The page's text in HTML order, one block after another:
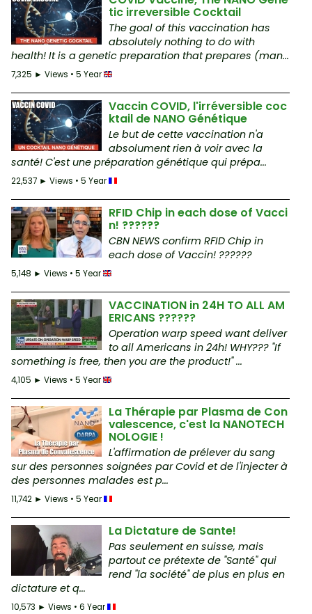
tic irreversible Cocktail
The goal of this vaccination has
absolutely nothing to do with
health! It is a genetic preparation that prepares (man...
7,325 ► Views • 5 Year
Vaccin COVID, l'irréversible coc
ktail de NANO Génétique
Le but de cette vaccination n'a
absolument rien à voir avec la
santé! C'est une préparation génétique qui prépa...
22,537 ► Views • 5 Year
RFID Chip in each dose of Vacci
n! ??????
CBN NEWS confirm RFID Chip in
each dose of Vaccin! ??????
5,148 ► Views • 5 Year
VACCINATION in 24H TO ALL AM
ERICANS ??????
Operation warp speed want deliver
to all Americans in 24h! WHY??? "If
something is free, then you are the product!" ...
4,105 ► Views • 5 Year
La Thérapie par Plasma de Con
valescence, c'est la NANOTECH
NOLOGIE !
L'affirmation de prélever du sang
sur des personnes soignées par Covid et de l'injecter à
des personnes malades est p...
11,742 ► Views • 5 Year
La Dictature de Sante!
Pas seulement en suisse, mais
partout ce prétexte de "Santé" qui
rend "la société" de plus en plus en
dictature et q...
10,573 ► Views • 6 Year